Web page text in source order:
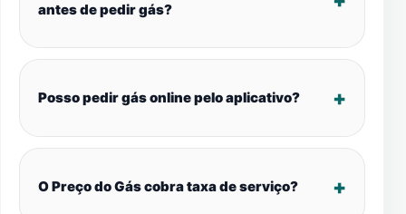
antes de pedir gás?
Posso pedir gás online pelo aplicativo?
O Preço do Gás cobra taxa de serviço?